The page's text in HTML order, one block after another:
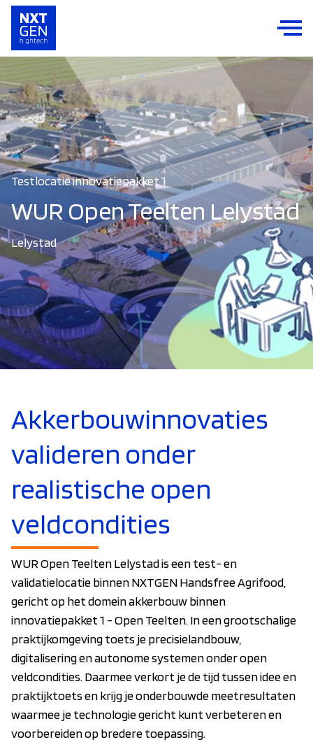
Testlocatie innovatiepakket 1
WUR Open Teelten Lelystad
Lelystad
Akkerbouwinnovaties
valideren onder
realistische open
veldcondities
WUR Open Teelten Lelystad is een test- en
validatielocatie binnen NXTGEN Handsfree Agrifood,
gericht op het domein akkerbouw binnen
innovatiepakket 1 - Open Teelten. In een grootschalige
praktijkomgeving toets je precisielandbouw,
digitalisering en autonome systemen onder open
veldcondities. Daarmee verkort je de tijd tussen idee en
praktijktoets en krijg je onderbouwde meetresultaten
waarmee je technologie gericht kunt verbeteren en
voorbereiden op bredere toepassing.